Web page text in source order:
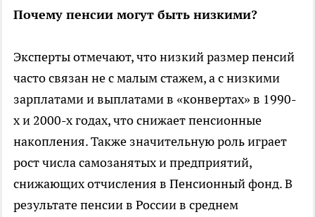
Почему пенсии могут быть низкими?
Эксперты отмечают, что низкий размер пенсий
часто связан не с малым стажем, а с низкими
зарплатами и выплатами в «конвертах» в 1990-
х и 2000-х годах, что снижает пенсионные
накопления. Также значительную роль играет
рост числа самозанятых и предприятий,
снижающих отчисления в Пенсионный фонд. В
результате пенсии в России в среднем